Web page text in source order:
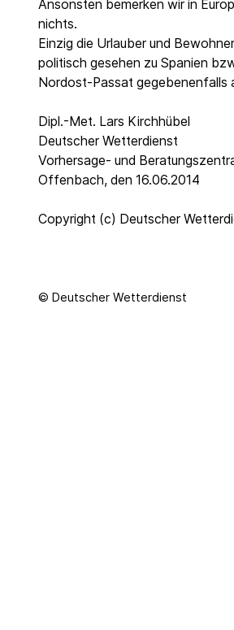
Ansonsten bemerken wir in
nichts.
Einzig die Urlauber und
politisch gesehen zu Spanien
Nordost-Passat gegebenenfalls
Dipl.-Met. Lars Kirchhübel
Deutscher Wetterdienst
Vorhersage- und
Offenbach, den 16.06.2014
Copyright (c) Deutscher
© Deutscher Wetterdienst